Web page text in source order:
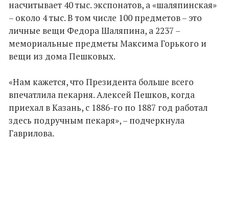
насчитывает 40 тыс. экспонатов, а «шаляпинская»
– около 4 тыс. В том числе 100 предметов – это
личные вещи Федора Шаляпина, а 2237 –
мемориальные предметы Максима Горького и
вещи из дома Пешковых.
«Нам кажется, что Президента больше всего
впечатлила пекарня. Алексей Пешков, когда
приехал в Казань, с 1886-го по 1887 год работал
здесь подручным пекаря», – подчеркнула
Гаврилова.